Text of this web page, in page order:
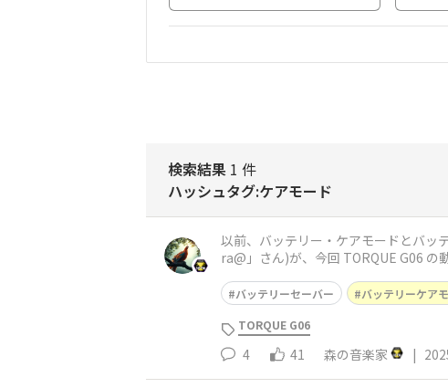
検索結果 1 件
ハッシュタグ:ケアモード
以前、バッテリー・ケアモードとバ
ra@」さん)が、今回 TORQUE G06 の動作状況が確認できまし
バッテリーセーバー バッテリーケア
TORQUE G06
4 41 森の音楽家 |